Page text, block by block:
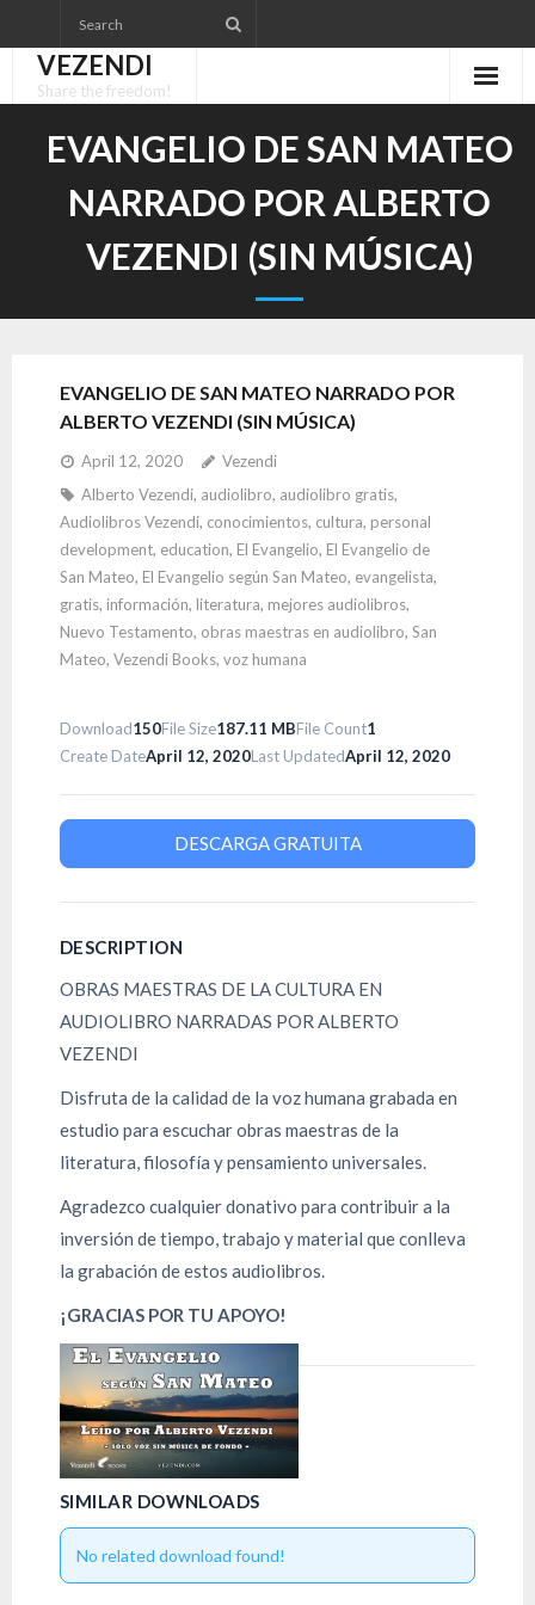
to
contentVEZENDI
Share the freedom!
EVANGELIO DE SAN MATEO
NARRADO POR ALBERTO
VEZENDI (SIN MÚSICA)
EVANGELIO DE SAN MATEO NARRADO POR
ALBERTO VEZENDI (SIN MÚSICA)
April 12, 2020
Vezendi
Alberto Vezendi, audiolibro, audiolibro gratis,
Audiolibros Vezendi, conocimientos, cultura, personal
development, education, El Evangelio, El Evangelio de
San Mateo, El Evangelio según San Mateo, evangelista,
gratis, información, literatura, mejores audiolibros,
Nuevo Testamento, obras maestras en audiolibro, San
Mateo, Vezendi Books, voz humana
Download150File Size187.11 MBFile Count1
Create DateApril 12, 2020Last UpdatedApril 12, 2020
DESCARGA GRATUITA
DESCRIPTION
OBRAS MAESTRAS DE LA CULTURA EN
AUDIOLIBRO NARRADAS POR ALBERTO
VEZENDI
Disfruta de la calidad de la voz humana grabada en
estudio para escuchar obras maestras de la
literatura, filosofía y pensamiento universales.
Agradezco cualquier donativo para contribuir a la
inversión de tiempo, trabajo y material que conlleva
la grabación de estos audiolibros.
¡GRACIAS POR TU APOYO!
SIMILAR DOWNLOADS
No related download found!